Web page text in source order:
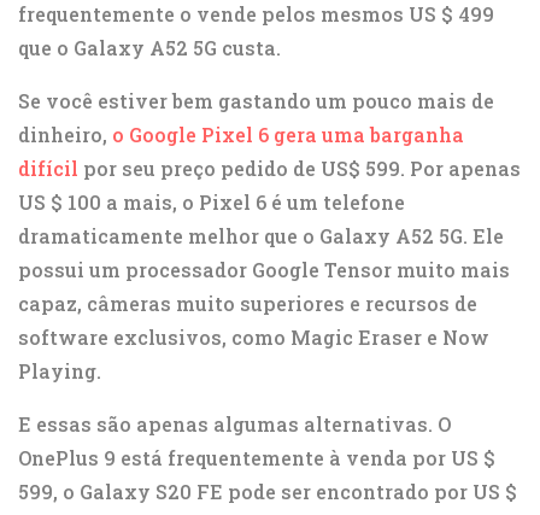
frequentemente o vende pelos mesmos US $ 499
que o Galaxy A52 5G custa.
Se você estiver bem gastando um pouco mais de
dinheiro, o Google Pixel 6 gera uma barganha
difícil por seu preço pedido de US$ 599. Por apenas
US $ 100 a mais, o Pixel 6 é um telefone
dramaticamente melhor que o Galaxy A52 5G. Ele
possui um processador Google Tensor muito mais
capaz, câmeras muito superiores e recursos de
software exclusivos, como Magic Eraser e Now
Playing.
E essas são apenas algumas alternativas. O
OnePlus 9 está frequentemente à venda por US $
599, o Galaxy S20 FE pode ser encontrado por US $